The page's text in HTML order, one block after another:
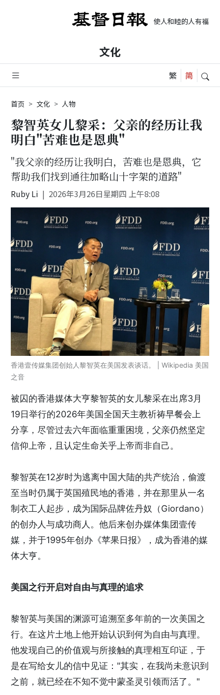
使人和睦的人有福了
文化
首页 文化 人物
黎智英女儿黎采：父亲的经历让我
明白"苦难也是恩典"
"我父亲的经历让我明白，苦难也是恩典，它
帮助我们找到通往加略山十字架的道路"
Ruby Li 2026年3月26日星期四 上午8:08
香港壹传媒集团创始人黎智英在美国发表谈话。 | Wikipedia 美国
之音
被囚的香港媒体大亨黎智英的女儿黎采在出席3月
19日举行的2026年美国全国天主教祈祷早餐会上
分享，尽管过去六年面临重重困境，父亲仍然坚定
信仰上帝，且认定生命关乎上帝而非自己。
黎智英在12岁时为逃离中国大陆的共产统治，偷渡
至当时仍属于英国殖民地的香港，并在那里从一名
制衣工人起步，成为国际品牌佐丹奴（Giordano）
的创办人与成功商人。他后来创办媒体集团壹传
媒，并于1995年创办《苹果日报》，成为香港的媒
体大亨。
美国之行开启对自由与真理的追求
黎智英与美国的渊源可追溯至多年前的一次美国之
行。在这片土地上他开始认识到何为自由与真理。
他发现自己的价值观与所接触的真理相互印证，于
是在写给女儿的信中见证："其实，在我尚未意识到
之前，就已经在不知不觉中蒙圣灵引领而活了。"